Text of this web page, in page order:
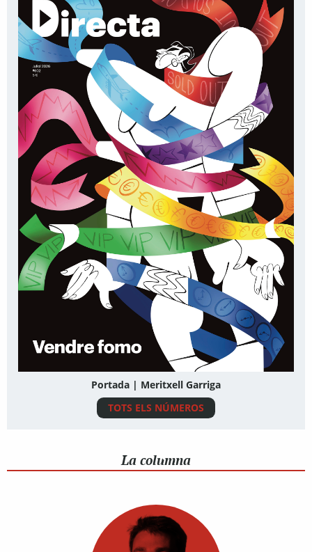
Portada | Meritxell Garriga
TOTS ELS NÚMEROS
La columna